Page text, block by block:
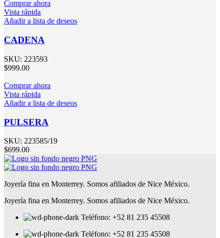
Comprar ahora
Vista rápida
Añadir a lista de deseos
CADENA
SKU: 223593
$999.00
Comprar ahora
Vista rápida
Añadir a lista de deseos
PULSERA
SKU: 223585/19
$699.00
Joyería fina en Monterrey. Somos afiliados de Nice México.
Joyería fina en Monterrey. Somos afiliados de Nice México.
Teléfono: +52 81 235 45508
Teléfono: +52 81 235 45508